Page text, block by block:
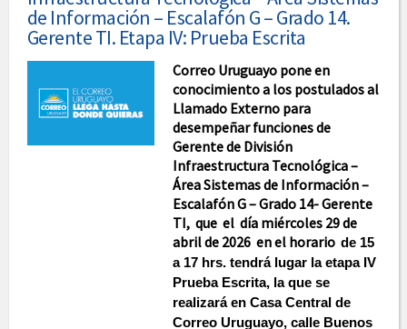
de Información – Escalafón G – Grado 14.
Gerente TI. Etapa IV: Prueba Escrita
Correo Uruguayo pone en
conocimiento a los postulados al
Llamado Externo para
desempeñar funciones de
Gerente de División
Infraestructura Tecnológica –
Área Sistemas de Información –
Escalafón G – Grado 14- Gerente
TI, que el día miércoles 29 de
abril de 2026 en el horario de 15
a 17 hrs. tendrá lugar la etapa IV
Prueba Escrita, la que se
realizará en Casa Central de
Correo Uruguayo, calle Buenos